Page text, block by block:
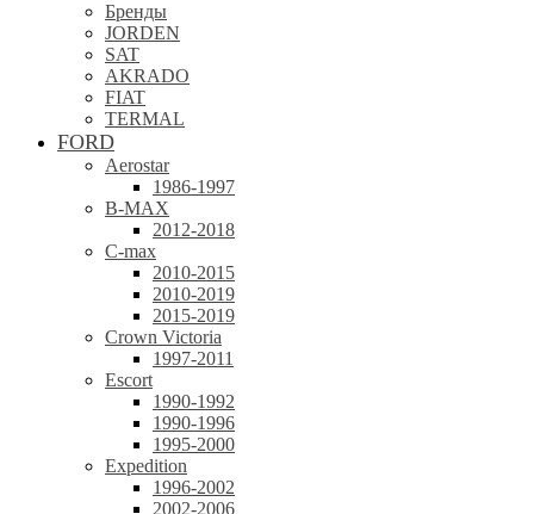
Бренды
JORDEN
SAT
AKRADO
FIAT
TERMAL
FORD
Aerostar
1986-1997
B-MAX
2012-2018
C-max
2010-2015
2010-2019
2015-2019
Crown Victoria
1997-2011
Escort
1990-1992
1990-1996
1995-2000
Expedition
1996-2002
2002-2006